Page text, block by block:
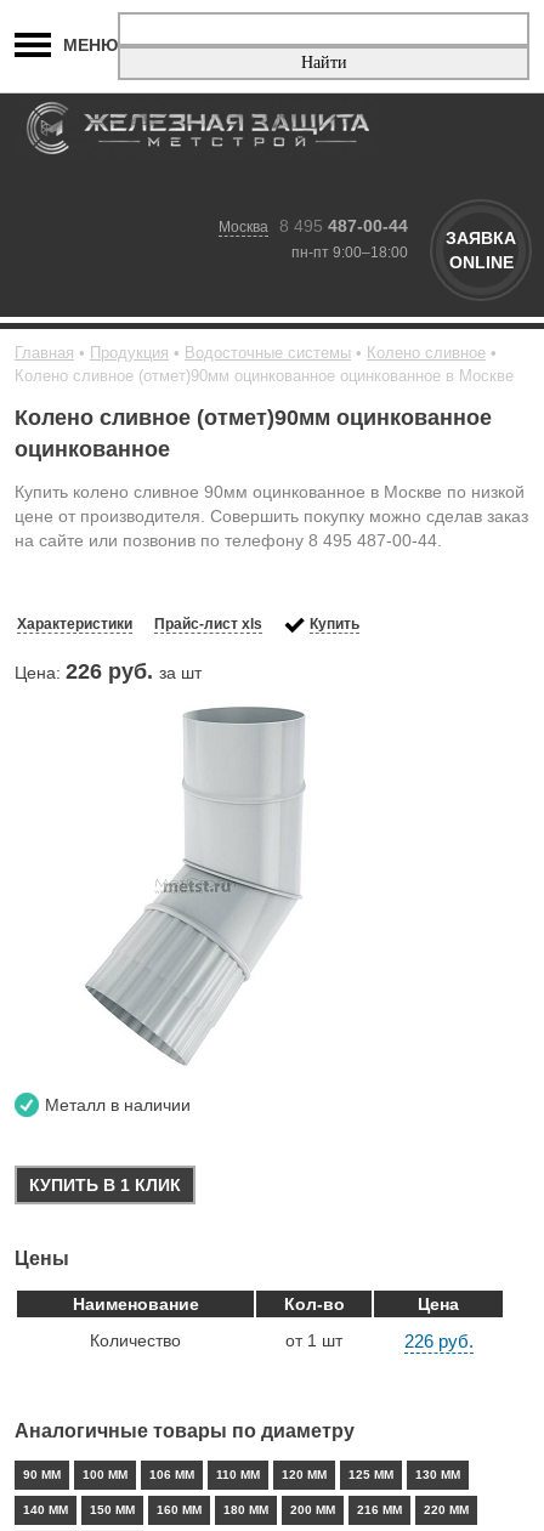
МЕНЮ
Москва 8 495 487-00-44
пн-пт 9:00–18:00
ЗАЯВКА
ONLINE
Главная Продукция Водосточные системы
Колено сливное
Колено сливное (отмет)90мм оцинкованное оцинкованное в Москве
Колено сливное (отмет)90мм оцинкованное
оцинкованное
Купить колено сливное 90мм оцинкованное в Москве по низкой
цене от производителя. Совершить покупку можно сделав заказ
на сайте или позвонив по телефону 8 495 487-00-44.
Характеристики Прайс-лист xls Купить
Цена: 226 руб. за шт
Металл в наличии
КУПИТЬ В 1 КЛИК
Цены
Наименование Кол-во
Цена
Количество
от 1 шт 226 руб.
Аналогичные товары по диаметру
90 ММ 100 ММ 106 ММ 110 ММ 120 ММ 125 ММ 130 ММ
140 ММ 150 ММ 160 ММ 180 ММ 200 ММ 216 ММ 220 ММ